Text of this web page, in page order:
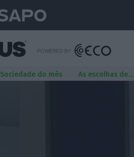
Sociedade do mês As escolhas de…